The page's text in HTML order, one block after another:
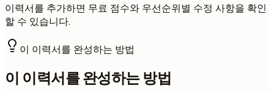
이력서를 추가하면 무료 점수와 우선순위별 수정 사항을 확인
할 수 있습니다.
이 이력서를 완성하는 방법
이 이력서를 완성하는 방법